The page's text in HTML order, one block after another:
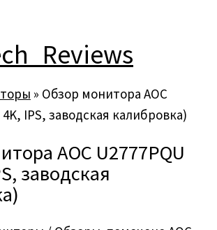
» Обзор монитора AOC
4K, IPS, заводская калибровка)
AOC U2777PQU
заводская